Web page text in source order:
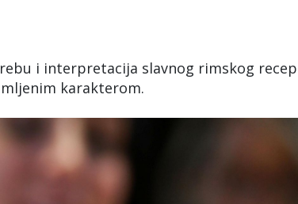
i interpretacija slavnog rimskog
karakterom.